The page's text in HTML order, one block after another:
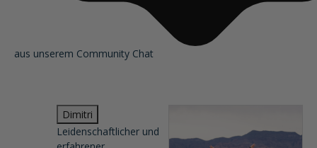
aus unserem Community Chat
Dimitri
Leidenschaftlicher und